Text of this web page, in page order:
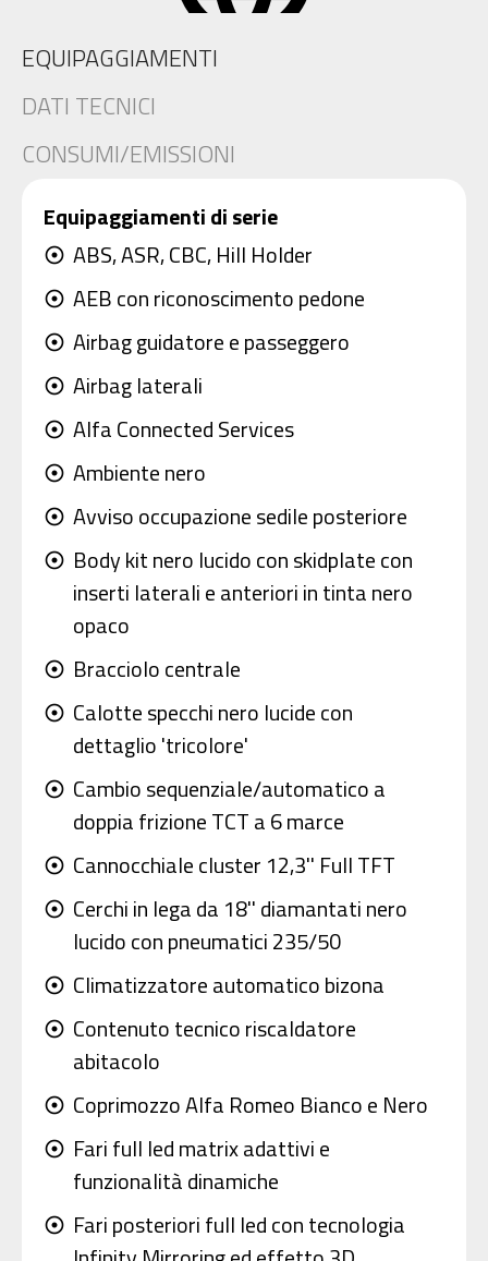
EQUIPAGGIAMENTI
DATI TECNICI
CONSUMI/EMISSIONI
Equipaggiamenti di serie
adjust ABS, ASR, CBC, Hill Holder
adjust AEB con riconoscimento pedone
adjust Airbag guidatore e passeggero
adjust Airbag laterali
adjust Alfa Connected Services
adjust Ambiente nero
adjust Avviso occupazione sedile posteriore
adjust Body kit nero lucido con skidplate con
inserti laterali e anteriori in tinta nero
opaco
adjust Bracciolo centrale
adjust Calotte specchi nero lucide con
dettaglio 'tricolore'
adjust Cambio sequenziale/automatico a
doppia frizione TCT a 6 marce
adjust Cannocchiale cluster 12,3'' Full TFT
adjust Cerchi in lega da 18'' diamantati nero
lucido con pneumatici 235/50
adjust Climatizzatore automatico bizona
adjust Contenuto tecnico riscaldatore
abitacolo
adjust Coprimozzo Alfa Romeo Bianco e Nero
adjust Fari full led matrix adattivi e
funzionalità dinamiche
adjust Fari posteriori full led con tecnologia